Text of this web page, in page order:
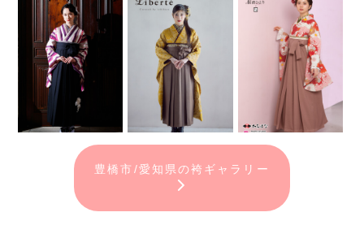
豊橋市/愛知県の袴ギャラリー